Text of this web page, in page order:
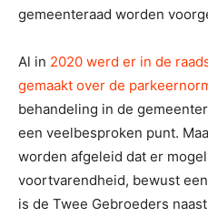
gemeenteraad worden
Al in 2020 werd er in de
gemaakt over de
behandeling in de
een veelbesproken punt.
worden afgeleid dat er
voortvarendheid, bewust
is de Twee Gebroeders